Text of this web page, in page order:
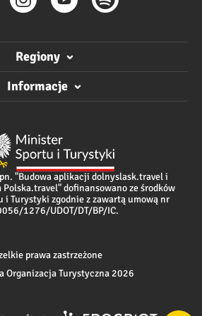
Regiony
Informacje
"Budowa aplikacji dolnyslask.travel i
dofinansowano ze środków
i Turystyki zgodnie z zawartą umową nr
1276/UDOT/DT/BP/IC.
prawa zastrzeżone
Organizacja Turystyczna 2026